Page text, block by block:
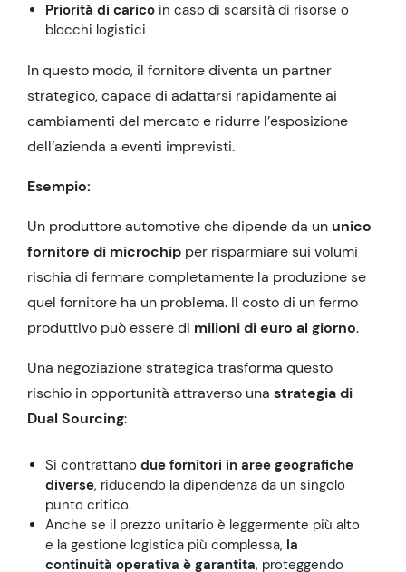
Priorità di carico in caso di scarsità di risorse o
blocchi logistici
In questo modo, il fornitore diventa un partner
strategico, capace di adattarsi rapidamente ai
cambiamenti del mercato e ridurre l’esposizione
dell’azienda a eventi imprevisti.
Esempio:
Un produttore automotive che dipende da un unico
fornitore di microchip per risparmiare sui volumi
rischia di fermare completamente la produzione se
quel fornitore ha un problema. Il costo di un fermo
produttivo può essere di milioni di euro al giorno.
Una negoziazione strategica trasforma questo
rischio in opportunità attraverso una strategia di
Dual Sourcing:
Si contrattano due fornitori in aree geografiche
diverse, riducendo la dipendenza da un singolo
punto critico.
Anche se il prezzo unitario è leggermente più alto
e la gestione logistica più complessa, la
continuità operativa è garantita, proteggendo